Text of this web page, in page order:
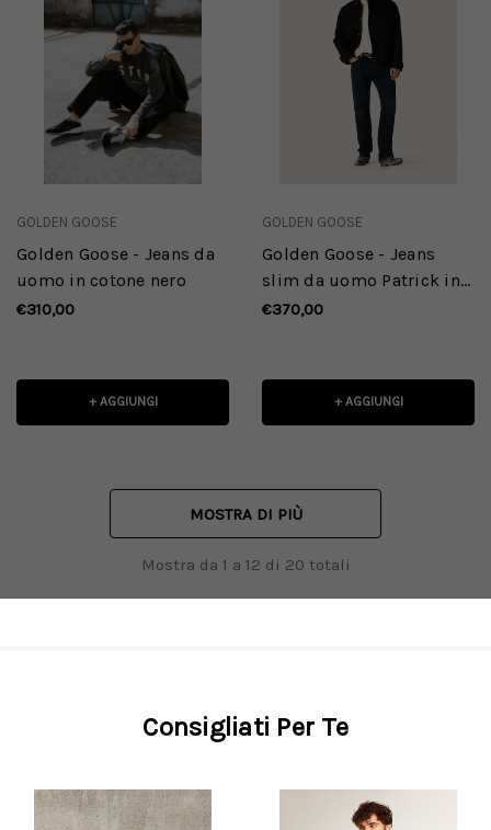
GOLDEN GOOSE
Golden Goose - Jeans da
uomo in cotone nero
€310,00
+ AGGIUNGI
GOLDEN GOOSE
Golden Goose - Jeans
slim da uomo Patrick in
denim stretch indaco
€370,00
+ AGGIUNGI
MOSTRA DI PIÙ
Mostra da 1 a 12 di 20 totali
Consigliati Per Te